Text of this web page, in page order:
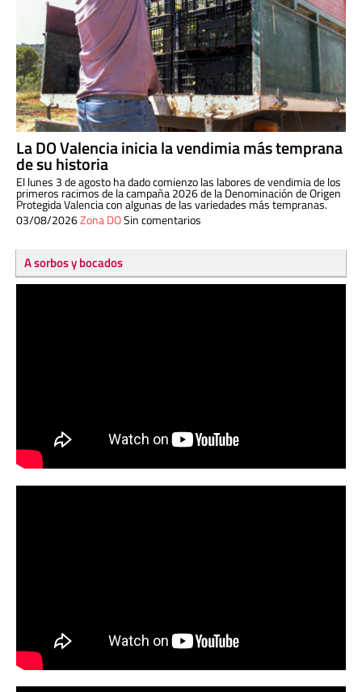
La DO Valencia inicia la vendimia más temprana
de su historia
El lunes 3 de agosto ha dado comienzo las labores de vendimia de los
primeros racimos de la campaña 2026 de la Denominación de Origen
Protegida Valencia con algunas de las variedades más tempranas.
03/08/2026Zona DOSin comentarios
A sorbos y bocados